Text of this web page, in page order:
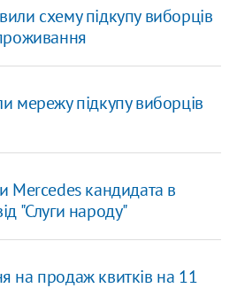
схему підкупу виборців
мережу підкупу виборців
Mercedes кандидата в
"Слуги народу"
на продаж квитків на 11